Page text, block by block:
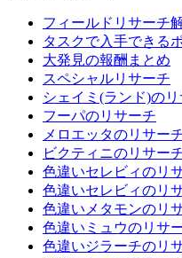
フィールドリサーチ
タスクで入手できる
大発見の報酬まとめ
スペシャルリサーチ
シェイミ(ランド)の
フーパのリサーチ
メロエッタのリサー
ビクティニのリサー
色違いセレビィのリ
色違いセレビィのリ
色違いメタモンのリ
色違いミュウのリサ
色違いジラーチのリ